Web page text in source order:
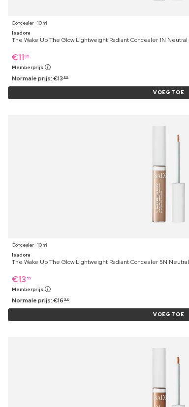
Concealer ⋅ 10 ml
Isadora
The Wake Up The Glow Lightweight Radiant Concealer 1N Neutral
€11 09
Memberprijs
Normale prijs:€13 89
VOEG TOE
Concealer ⋅ 10 ml
Isadora
The Wake Up The Glow Lightweight Radiant Concealer 5N Neutral
€13 59
Memberprijs
Normale prijs:€16 99
VOEG TOE